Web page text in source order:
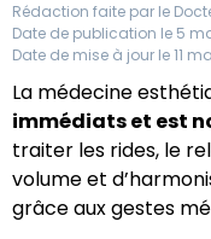
Rédaction faite par le
Date de publication le 5
Date de mise à jour le 11
La médecine
immédiats et est
traiter les rides, le
volume et
grâce aux gestes